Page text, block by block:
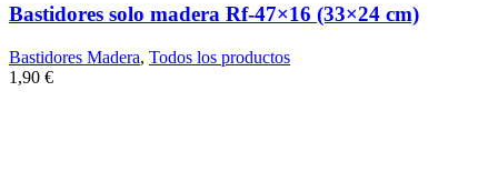
Bastidores solo madera Rf-47×16 (33×24 cm)
Bastidores Madera, Todos los productos
1,90 €